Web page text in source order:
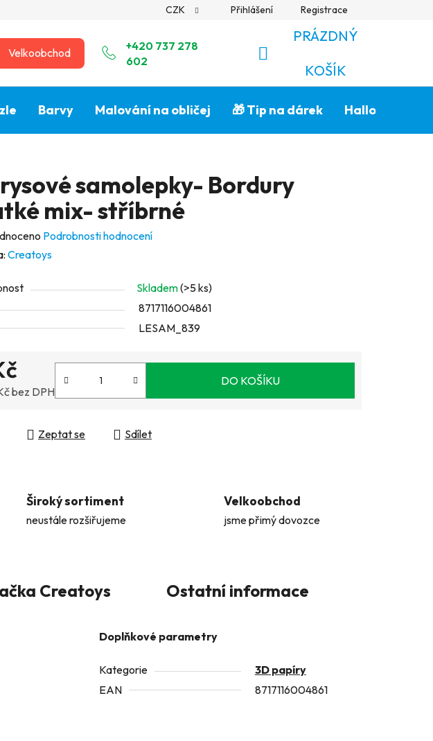
CZK Přihlášení Registrace
Velkoobchod
+420 737 278
602
NÁKUPNÍ
KOŠÍK
PRÁZDNÝ
KOŠÍK
Barvy Malování na obličej 🎁 Tip na dárek Halloween🎃
samolepky- Bordury
mix- stříbrné
Podrobnosti hodnocení
Creatoys
Skladem(>5 ks)
8717116004861
LESAM_839
bez DPH
DO KOŠÍKU
Zeptat se Sdílet
Široký sortiment
neustále rozšiřujeme
Velkoobchod
jsme přimý dovozce
Creatoys Ostatní informace
Doplňkové parametry
Kategorie
3D papíry
EAN
8717116004861